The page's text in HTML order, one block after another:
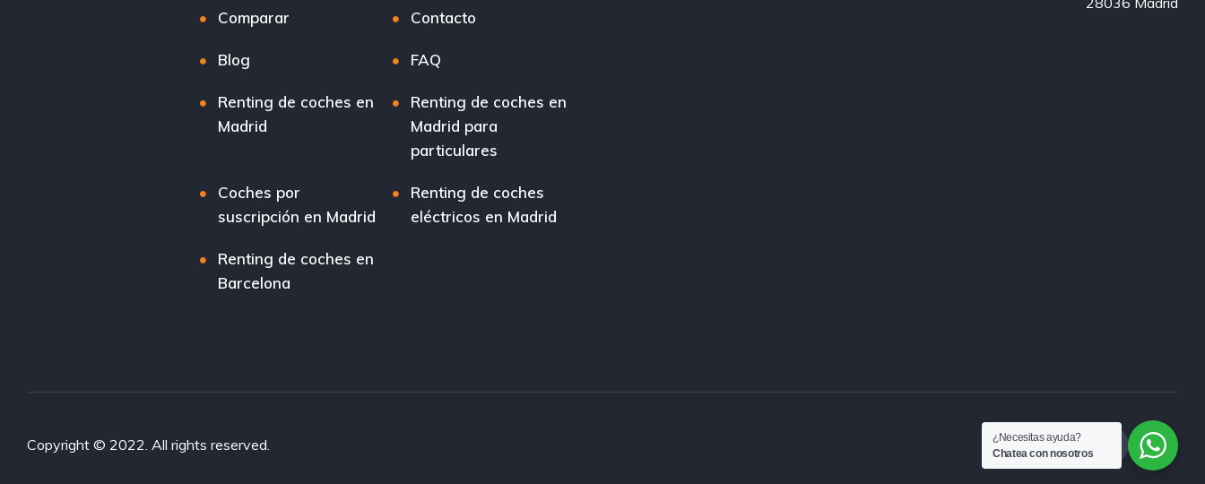
Comparar Contacto
Blog FAQ
Renting de coches en
Madrid
Renting de coches en
Madrid para
particulares
Coches por
suscripción en Madrid
Renting de coches
eléctricos en Madrid
Renting de coches en
Barcelona
Copyright © 2022. All rights reserved.
¿Necesitas ayuda?
Chatea con nosotros